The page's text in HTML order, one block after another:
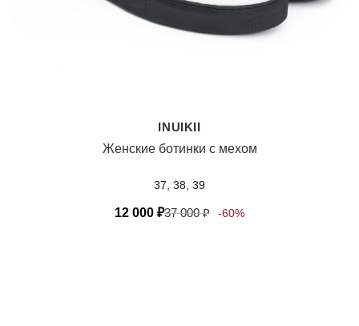
INUIKII
Женские ботинки с мехом
37, 38, 39
12 000 ₽37 000₽ -60%